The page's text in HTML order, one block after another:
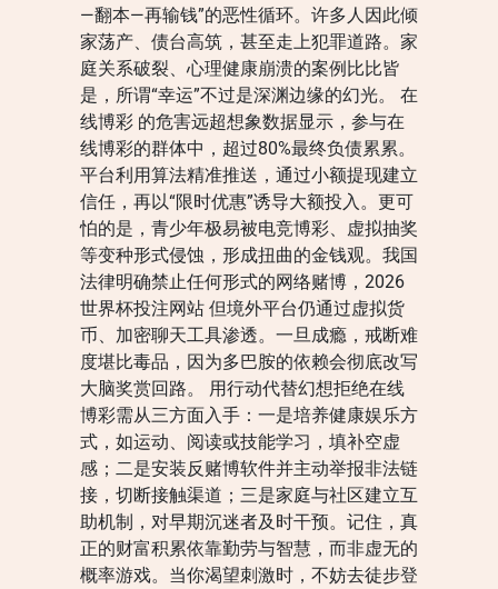
—翻本—再输钱”的恶性循环。许多人因此倾
家荡产、债台高筑，甚至走上犯罪道路。家
庭关系破裂、心理健康崩溃的案例比比皆
是，所谓“幸运”不过是深渊边缘的幻光。 在
线博彩 的危害远超想象数据显示，参与在
线博彩的群体中，超过80%最终负债累累。
平台利用算法精准推送，通过小额提现建立
信任，再以“限时优惠”诱导大额投入。更可
怕的是，青少年极易被电竞博彩、虚拟抽奖
等变种形式侵蚀，形成扭曲的金钱观。我国
法律明确禁止任何形式的网络赌博，2026
世界杯投注网站 但境外平台仍通过虚拟货
币、加密聊天工具渗透。一旦成瘾，戒断难
度堪比毒品，因为多巴胺的依赖会彻底改写
大脑奖赏回路。 用行动代替幻想拒绝在线
博彩需从三方面入手：一是培养健康娱乐方
式，如运动、阅读或技能学习，填补空虚
感；二是安装反赌博软件并主动举报非法链
接，切断接触渠道；三是家庭与社区建立互
助机制，对早期沉迷者及时干预。记住，真
正的财富积累依靠勤劳与智慧，而非虚无的
概率游戏。当你渴望刺激时，不妨去徒步登